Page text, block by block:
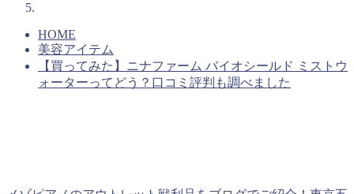
HOME
美容アイテム
【買ってみた】ニナファーム バイオシールド ミストウ
ォーターってどう？口コミ評判も調べました